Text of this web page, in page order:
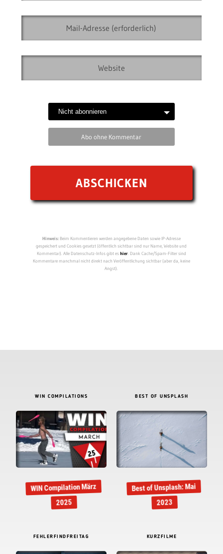
Abo ohne Kommentar
Hinweis:Beim Kommentieren werden angegebene Daten sowie IP-Adresse
gespeichert und Cookies gesetzt (öffentlich sichtbar sind nur Name, Website und
Kommentar). Alle Datenschutz-Infos gibt eshier. Dank Cache/Spam-Filter sind
Kommentare manchmal nicht direkt nach Veröffentlichung sichtbar (aber da, keine
Angst).
WIN COMPILATIONS
WIN Compilation März
2025
BEST OF UNSPLASH
Best of Unsplash: Mai
2023
FEHLERFINDFREITAG KURZFILME